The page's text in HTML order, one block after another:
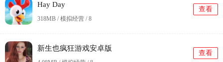
Hay Day
318MB / 模拟经营 /8
查看
新生也疯狂游戏安卓版
查看